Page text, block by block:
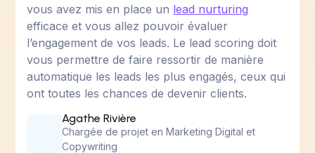
vous avez mis en place un lead nurturing
efficace et vous allez pouvoir évaluer
l’engagement de vos leads. Le lead scoring doit
vous permettre de faire ressortir de manière
automatique les leads les plus engagés, ceux qui
ont toutes les chances de devenir clients.
Agathe Rivière
Chargée de projet en Marketing Digital et
Copywriting